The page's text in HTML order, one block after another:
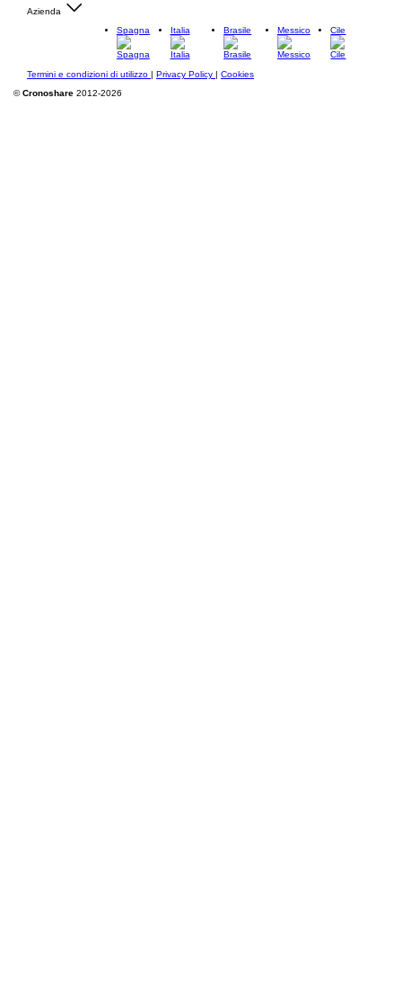
Azienda
Spagna
Italia Brasile Messico Cile
Termini e condizioni di utilizzo | Privacy Policy | Cookies
©Cronoshare 2012-2026